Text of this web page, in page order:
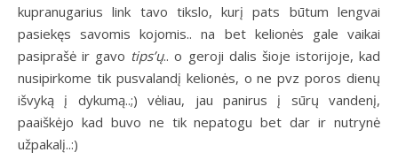
kupranugarius link tavo tikslo, kurį pats būtum lengvai
pasiekęs savomis kojomis.. na bet kelionės gale vaikai
pasiprašė ir gavo tips’ų.. o geroji dalis šioje istorijoje, kad
nusipirkome tik pusvalandį kelionės, o ne pvz poros dienų
išvyką į dykumą..;) vėliau, jau panirus į sūrų vandenį,
paaiškėjo kad buvo ne tik nepatogu bet dar ir nutrynė
užpakalį..:)